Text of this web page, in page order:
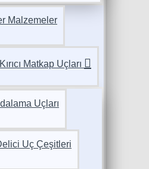
Malzemeler
Matkap Uçları
Uçları
Uç Çeşitleri